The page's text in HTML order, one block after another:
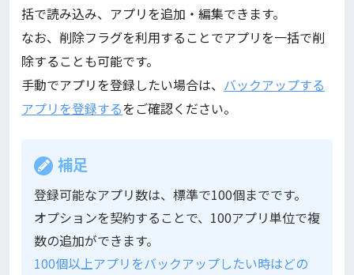
括で読み込み、アプリを追加・編集できます。
なお、削除フラグを利用することでアプリを一括で削
除することも可能です。
手動でアプリを登録したい場合は、 バックアップする
アプリを登録するをご確認ください。
補足
登録可能なアプリ数は、標準で100個までです。
オプションを契約することで、100アプリ単位で複
数の追加ができます。
100個以上アプリをバックアップしたい時はどの